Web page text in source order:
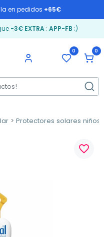
en pedidos +65€
-3€ EXTRA: APP-FB ;)
0 0
Protectores solares niños
favorite_border